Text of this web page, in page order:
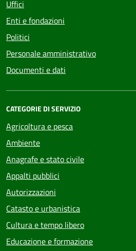
Uffici
Enti e fondazioni
Politici
Personale amministrativo
Documenti e dati
CATEGORIE DI SERVIZIO
Agricoltura e pesca
Ambiente
Anagrafe e stato civile
Appalti pubblici
Autorizzazioni
Catasto e urbanistica
Cultura e tempo libero
Educazione e formazione